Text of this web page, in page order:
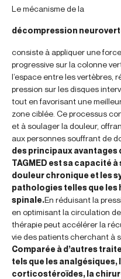
Le mécanisme de la
décompression
consiste à appliquer une
progressive sur la colonne
l’espace entre les vertèbres,
pression sur les disques
tout en favorisant une
zone ciblée. Ce processus
et à soulager la douleur,
aux personnes souffrant de
des principaux avantages
TAGMED est sa capacité
douleur chronique et les
pathologies telles que les
spinale.En réduisant la
en optimisant la circulation
thérapie peut accélérer la
vie des patients cherchant à
Comparée à d’autres
tels que les analgésiques,
corticostéroïdes, la